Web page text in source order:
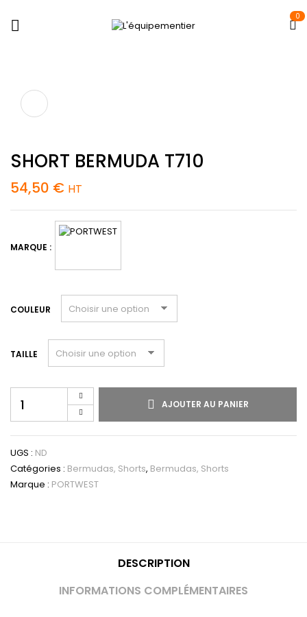
0
SHORT BERMUDA T710
54,50 € HT
MARQUE :
COULEUR
TAILLE
AJOUTER AU PANIER
UGS : ND
Catégories : Bermudas, Shorts, Bermudas, Shorts
Marque : PORTWEST
DESCRIPTION
INFORMATIONS COMPLÉMENTAIRES